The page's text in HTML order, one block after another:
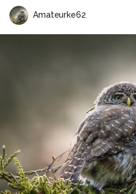
Amateurke62